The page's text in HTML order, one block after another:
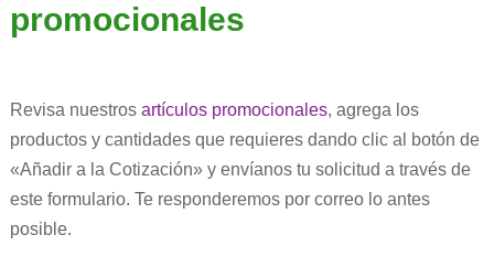
promocionales
Revisa nuestros artículos promocionales, agrega los
productos y cantidades que requieres dando clic al botón de
«Añadir a la Cotización» y envíanos tu solicitud a través de
este formulario. Te responderemos por correo lo antes
posible.